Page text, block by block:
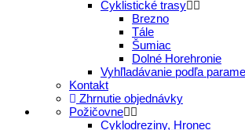
Cyklistické trasy
Brezno
Tále
Šumiac
Dolné Horehronie
Vyhľladávanie podľa
Kontakt
Zhrnutie objednávky
Požičovne
Cyklodreziny, Hronec